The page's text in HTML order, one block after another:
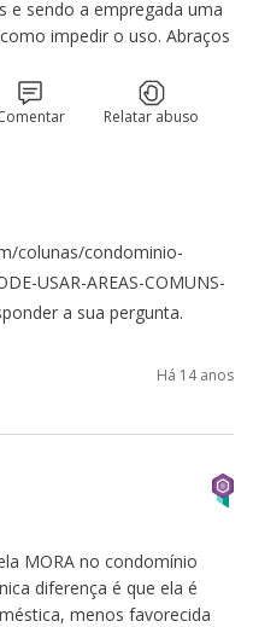
e sendo a empregada uma
impedir o uso. Abraços
Relatar abuso
colunas/condominio-
USAR-AREAS-COMUNS-
a sua pergunta.
Há 14 anos
MORA no condomínio
diferença é que ela é
menos favorecida